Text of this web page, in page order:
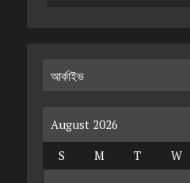
আর্কাইভ
August 2026
S
M T W